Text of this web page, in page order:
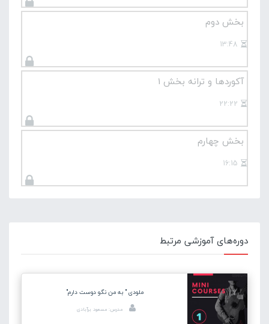
بخش دوم
13:48
آکوردها و ترانه بخش 1
22:22
بخش چهارم
16:15
دوره‌های آموزشی مرتبط
ملودی " به من نگو دوست دارم"
مدرس: مسعود برآبادی